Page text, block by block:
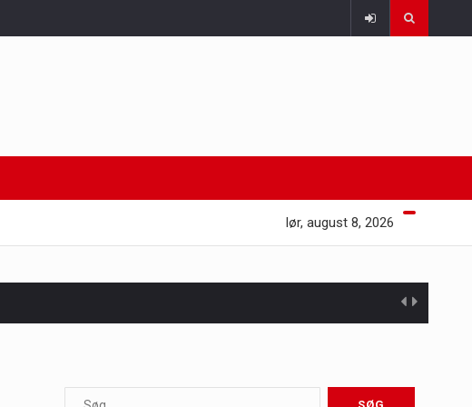
lør, august 8, 2026
rolle i at opretholde…